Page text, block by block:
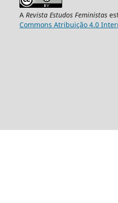
A Revista Estudos Feministas
Commons Atribuição 4.0